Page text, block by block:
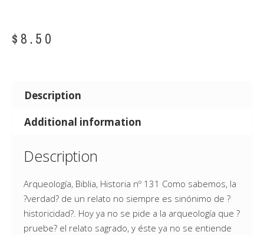
$ 8.50
Description
Additional information
Description
Arqueología, Biblia, Historia nº 131 Como sabemos, la
?verdad? de un relato no siempre es sinónimo de ?
historicidad?. Hoy ya no se pide a la arqueología que ?
pruebe? el relato sagrado, y éste ya no se entiende